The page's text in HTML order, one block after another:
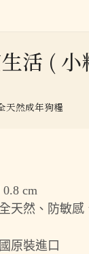
活 (
天然成年狗糧
cm
天然、防敏感
原裝進口